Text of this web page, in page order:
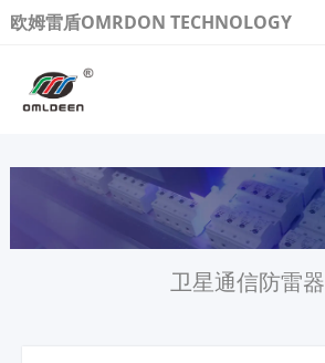
欧姆雷盾OMRDON TECHNOLOGY
卫星通信防雷器